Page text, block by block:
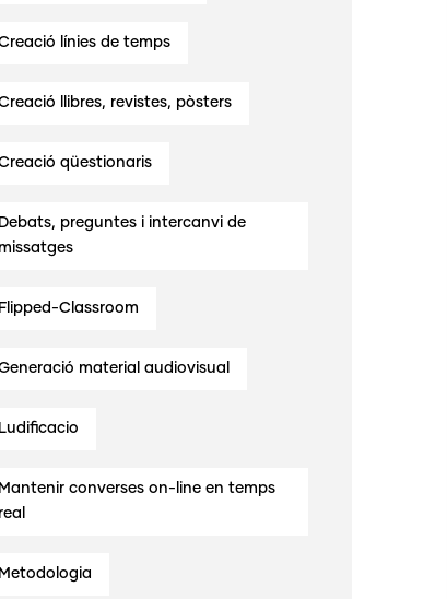
línies de temps
llibres, revistes, pòsters
qüestionaris
Debats, preguntes i intercanvi de
missatges
Flipped-Classroom
material audiovisual
Ludificacio
Mantenir converses on-line en temps
real
Metodologia